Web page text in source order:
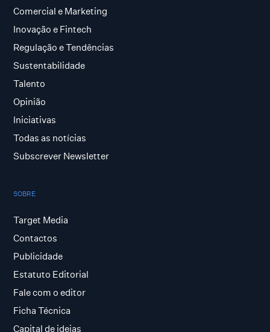
Comercial e Marketing
Inovação e Fintech
Regulação e Tendências
Sustentabilidade
Talento
Opinião
Iniciativas
Todas as notícias
Subscrever Newsletter
SOBRE
Target Media
Contactos
Publicidade
Estatuto Editorial
Fale com o editor
Ficha Técnica
Capital de ideias